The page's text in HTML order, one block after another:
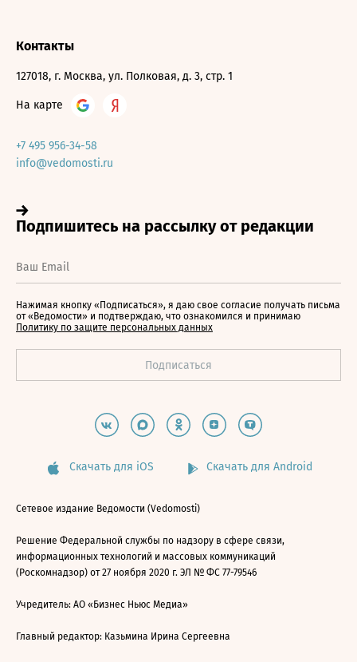
Контакты
127018, г. Москва, ул. Полковая, д. 3, стр. 1
На карте
+7 495 956-34-58
info@vedomosti.ru
Нажимая кнопку «Подписаться», я даю свое согласие получать письма
от «Ведомости» и подтверждаю, что ознакомился и принимаю
Политику по защите персональных данных
Скачать для iOS Скачать для Android
Сетевое издание Ведомости (Vedomosti)
Решение Федеральной службы по надзору в сфере связи,
информационных технологий и массовых коммуникаций
(Роскомнадзор) от 27 ноября 2020 г. ЭЛ № ФС 77-79546
Учредитель: АО «Бизнес Ньюс Медиа»
Главный редактор: Казьмина Ирина Сергеевна